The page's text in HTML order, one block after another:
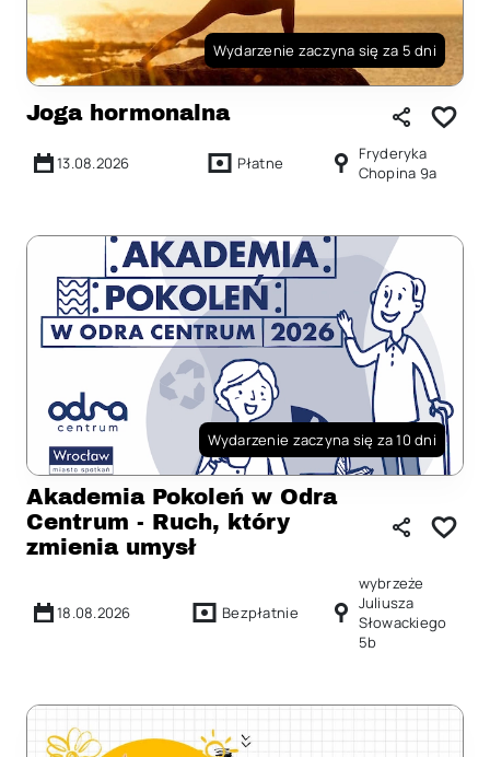
Wydarzenie zaczyna się za 5 dni
Joga hormonalna
13.08.2026 Płatne
Fryderyka
Chopina 9a
Wydarzenie zaczyna się za 10 dni
Akademia Pokoleń w Odra
Centrum - Ruch, który
zmienia umysł
18.08.2026 Bezpłatnie
wybrzeże
Juliusza
Słowackiego
5b